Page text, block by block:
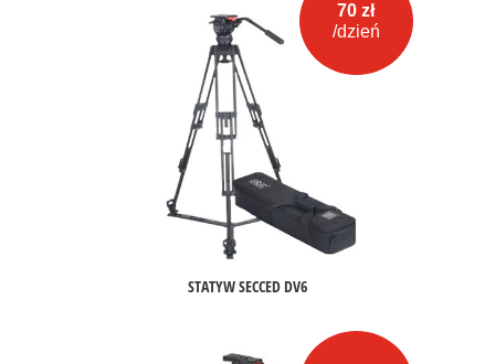
70 zł
/dzień
STATYW SECCED DV6